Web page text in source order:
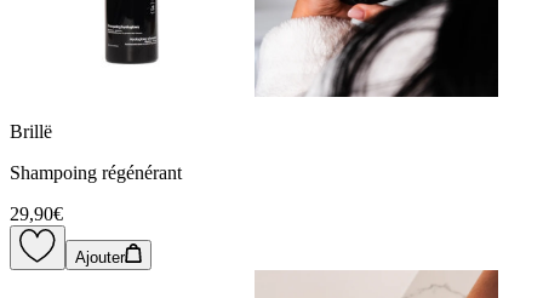
Brillë
Shampoing régénérant
29,90€
Ajouter